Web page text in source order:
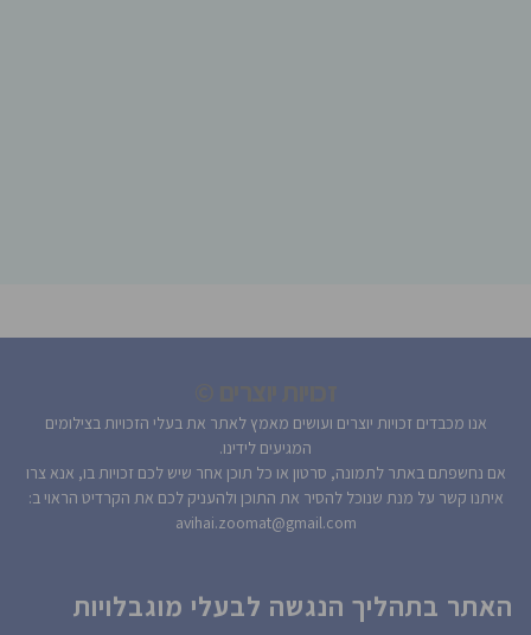
אנו מכבדים זכויות יוצרים ועושים מאמץ לאתר את בעלי הזכויות בצילומים
המגיעים לידינו.
אם נחשפתם באתר לתמונה, סרטון או כל תוכן אחר שיש לכם זכויות בו, אנא צרו
איתנו קשר על מנת שנוכל להסיר את התוכן ולהעניק לכם את הקרדיט הראוי ב:
avihai.zoomat@gmail.com
האתר בתהליך הנגשה לבעלי מוגבלויות